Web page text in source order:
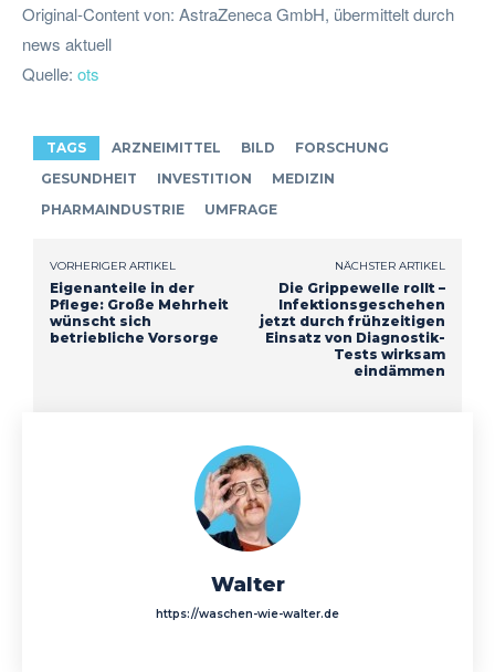
Original-Content von: AstraZeneca GmbH, übermittelt durch
news aktuell
Quelle: ots
TAGS ARZNEIMITTEL BILD
FORSCHUNG
GESUNDHEIT
INVESTITION
MEDIZIN
PHARMAINDUSTRIE
UMFRAGE
VORHERIGER ARTIKEL
Eigenanteile in der
Pflege: Große Mehrheit
wünscht sich
betriebliche Vorsorge
NÄCHSTER ARTIKEL
Die Grippewelle rollt –
Infektionsgeschehen
jetzt durch frühzeitigen
Einsatz von Diagnostik-
Tests wirksam
eindämmen
Walter
https://waschen-wie-walter.de